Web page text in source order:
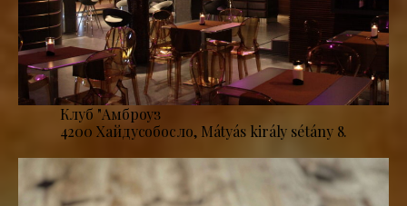
Клуб "Амброуз
4200 Хайдусобосло, Mátyás király sétány 8.